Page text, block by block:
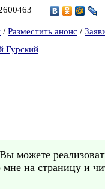
/ Разместить анонс /
Гурский
можете
на страницу и